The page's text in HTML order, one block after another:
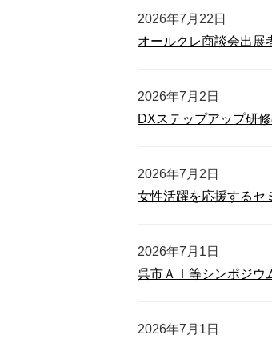
2026年7月22日
オールクレ商談会出展
2026年7月2日
DXステップアップ研
2026年7月2日
女性活躍を応援するセ
2026年7月1日
呉市ＡＩ等シンポジウ
2026年7月1日